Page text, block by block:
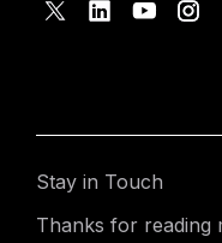
Stay in Touch
Thanks for reading